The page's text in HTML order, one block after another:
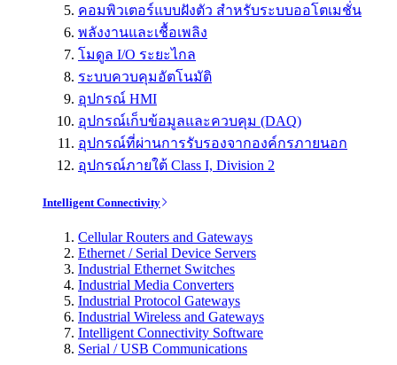
คอมพิวเตอร์แบบฝังตัว สำหรับระบบออโตเมชั่น
พลังงานและเชื้อเพลิง
โมดูล I/O ระยะไกล
ระบบควบคุมอัตโนมัติ
อุปกรณ์ HMI
อุปกรณ์เก็บข้อมูลและควบคุม (DAQ)
อุปกรณ์ที่ผ่านการรับรองจากองค์กรภายนอก
อุปกรณ์ภายใต้ Class I, Division 2
Intelligent Connectivity
Cellular Routers and Gateways
Ethernet / Serial Device Servers
Industrial Ethernet Switches
Industrial Media Converters
Industrial Protocol Gateways
Industrial Wireless and Gateways
Intelligent Connectivity Software
Serial / USB Communications